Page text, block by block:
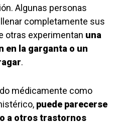
Algunas personas
completamente sus
otras experimentan una
en la garganta o un
.
médicamente como
puede parecerse
a otros trastornos